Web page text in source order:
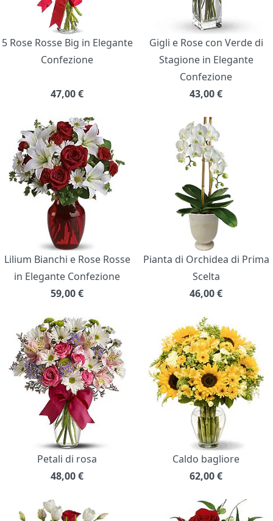
5 Rose Rosse Big in Elegante
Confezione
47,00€
Gigli e Rose con Verde di
Stagione in Elegante
Confezione
43,00€
Lilium Bianchi e Rose Rosse
in Elegante Confezione
59,00€
Pianta di Orchidea di Prima
Scelta
46,00€
Petali di rosa
48,00€
Caldo bagliore
62,00€